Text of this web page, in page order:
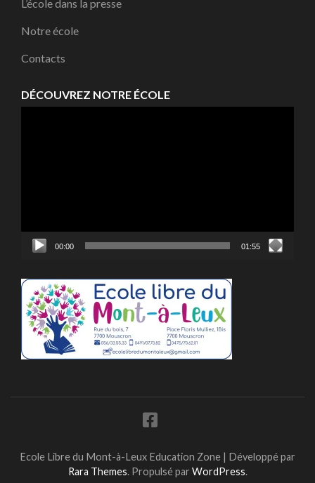
L’école dans la presse
Notre école
Contacts
DÉCOUVREZ NOTRE ÉCOLE
00:00 01:55
Ecole Libre du Mont-à-Leux Education Zone | Développé par
Rara Themes. Propulsé par WordPress.